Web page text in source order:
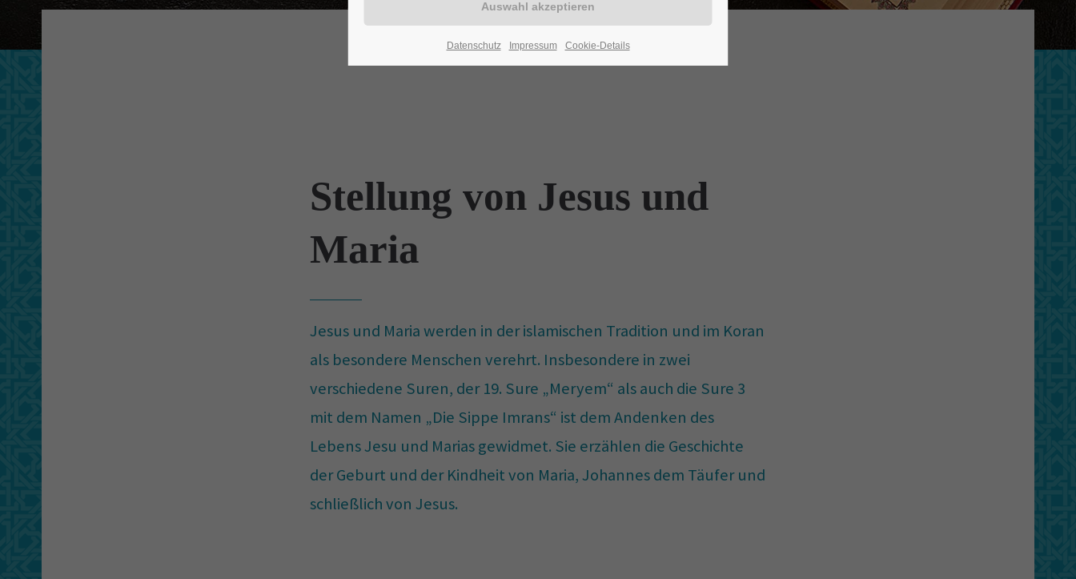
Stellung von Jesus und
Maria
Jesus und Maria werden in der islamischen Tradition und im Koran
als besondere Menschen verehrt. Insbesondere in zwei
verschiedene Suren, der 19. Sure „Meryem“ als auch die Sure 3
mit dem Namen „Die Sippe Imrans“ ist dem Andenken des
Lebens Jesu und Marias gewidmet. Sie erzählen die Geschichte
der Geburt und der Kindheit von Maria, Johannes dem Täufer und
schließlich von Jesus.
Datenschutz Impressum Cookie-Details